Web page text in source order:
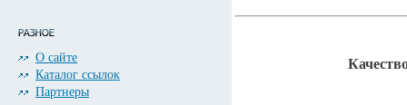
О сайте
Каталог ссылок
Партнеры